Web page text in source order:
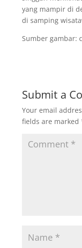
yang mampir di
di samping
Sumber gambar:
Submit a
Your email
fields are marked